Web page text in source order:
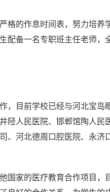
格的作息时间表，努力培养
配备一名专职班主任老师，
，目前学校已经与河北宝岛
陉人民医院、邯郸馆陶人民
、河北德周口腔医院、永济
国家的医疗教育合作项目，